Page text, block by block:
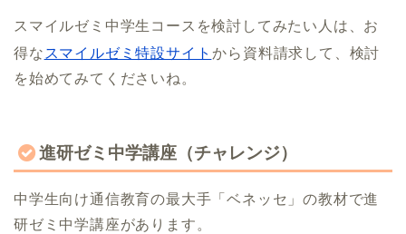
スマイルゼミ中学生コースを検討してみたい人は、お
得な スマイルゼミ特設サイト から資料請求して、検討
を始めてみてくださいね。
進研ゼミ中学講座（チャレンジ）
中学生向け通信教育の最大手「ベネッセ」の教材で進
研ゼミ中学講座があります。